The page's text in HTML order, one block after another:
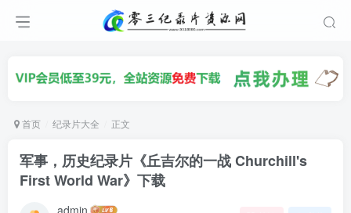
首页 纪录片大全 正文
军事，历史纪录片《丘吉尔的一战 Churchill's
First World War》下载